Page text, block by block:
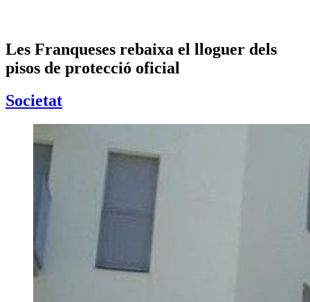
Les Franqueses rebaixa el lloguer dels
pisos de protecció oficial
Societat